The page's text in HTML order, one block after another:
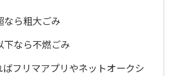
ら粗大ごみ
なら不燃ごみ
フリマアプリやネットオークシ